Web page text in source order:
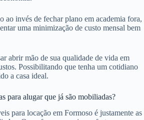
ao invés de fechar plano em academia fora,
uma minimização de custo mensal bem
abrir mão de sua qualidade de vida em
Possibilitando que tenha um cotidiano
a casa ideal.
para alugar que já são mobiliadas?
para locação em Formoso é justamente as